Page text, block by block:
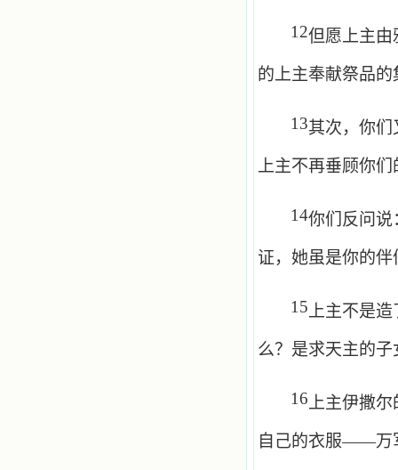
12但愿上主由
的上主奉献祭品
13其次，你
上主不再垂顾你
14你们反问说
证，她虽是你的
15 上主不是
么？是求天主的
16 上主伊撒
自己的衣服——万